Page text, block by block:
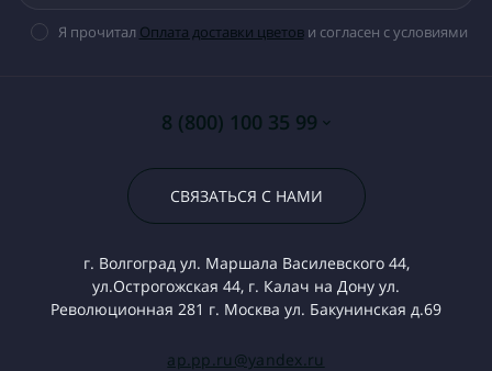
Я прочитал Оплата доставки цветови согласен с условиями
8 (800) 100 35 99
СВЯЗАТЬСЯ С НАМИ
г. Волгоград ул. Маршала Василевского 44,
ул.Острогожская 44, г. Калач на Дону ул.
Революционная 281 г. Москва ул. Бакунинская д.69
ap.pp.ru@yandex.ru